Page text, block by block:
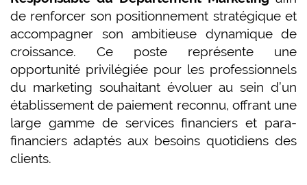
de renforcer son positionnement stratégique et
accompagner son ambitieuse dynamique de
croissance. Ce poste représente une
opportunité privilégiée pour les professionnels
du marketing souhaitant évoluer au sein d’un
établissement de paiement reconnu, offrant une
large gamme de services financiers et para-
financiers adaptés aux besoins quotidiens des
clients.